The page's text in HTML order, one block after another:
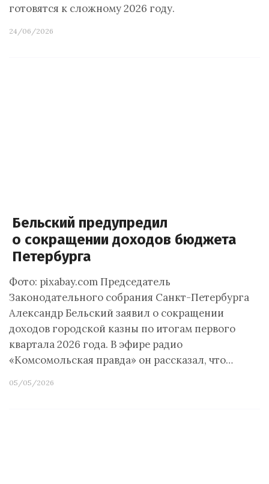
готовятся к сложному 2026 году.
24/06/2026
Бельский предупредил
о сокращении доходов бюджета
Петербурга
Фото: pixabay.com Председатель
Законодательного собрания Санкт-Петербурга
Александр Бельский заявил о сокращении
доходов городской казны по итогам первого
квартала 2026 года. В эфире радио
«Комсомольская правда» он рассказал, что…
05/05/2026